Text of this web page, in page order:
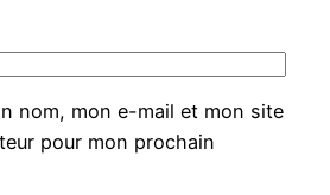
nom, mon e-mail et mon site
pour mon prochain